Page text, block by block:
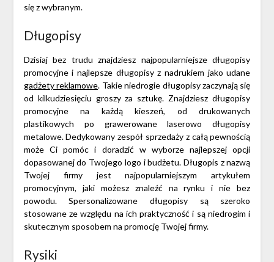
się z wybranym.
Długopisy
Dzisiaj bez trudu znajdziesz najpopularniejsze długopisy
promocyjne i najlepsze długopisy z nadrukiem jako udane
gadżety reklamowe. Takie niedrogie długopisy zaczynają się
od kilkudziesięciu groszy za sztukę. Znajdziesz długopisy
promocyjne na każdą kieszeń, od drukowanych
plastikowych po grawerowane laserowo długopisy
metalowe. Dedykowany zespół sprzedaży z całą pewnością
może Ci pomóc i doradzić w wyborze najlepszej opcji
dopasowanej do Twojego logo i budżetu. Długopis z nazwą
Twojej firmy jest najpopularniejszym artykułem
promocyjnym, jaki możesz znaleźć na rynku i nie bez
powodu. Spersonalizowane długopisy są szeroko
stosowane ze względu na ich praktyczność i są niedrogim i
skutecznym sposobem na promocję Twojej firmy.
Rysiki